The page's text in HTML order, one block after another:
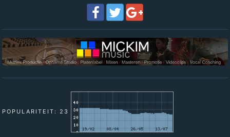
POPULARITEIT: 23